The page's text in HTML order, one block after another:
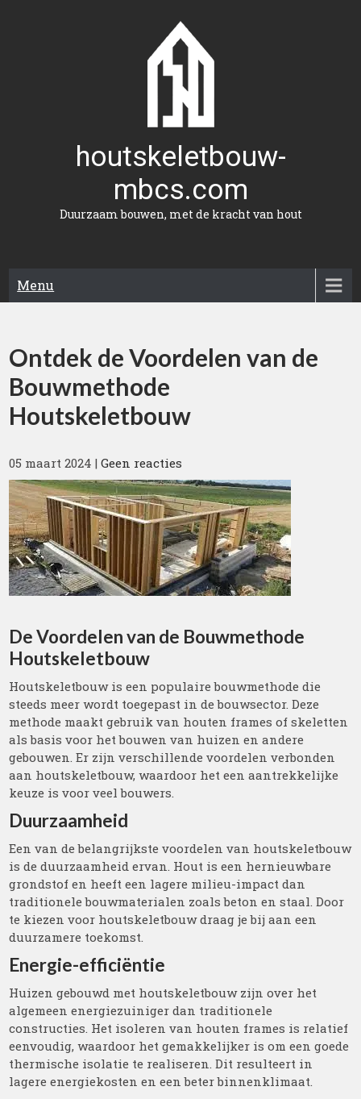
houtskeletbouw-
mbcs.com
Duurzaam bouwen, met de kracht van hout
Menu
Ontdek de Voordelen van de
Bouwmethode
Houtskeletbouw
05 maart 2024 |Geen reacties
De Voordelen van de Bouwmethode
Houtskeletbouw
Houtskeletbouw is een populaire bouwmethode die
steeds meer wordt toegepast in de bouwsector. Deze
methode maakt gebruik van houten frames of skeletten
als basis voor het bouwen van huizen en andere
gebouwen. Er zijn verschillende voordelen verbonden
aan houtskeletbouw, waardoor het een aantrekkelijke
keuze is voor veel bouwers.
Duurzaamheid
Een van de belangrijkste voordelen van houtskeletbouw
is de duurzaamheid ervan. Hout is een hernieuwbare
grondstof en heeft een lagere milieu-impact dan
traditionele bouwmaterialen zoals beton en staal. Door
te kiezen voor houtskeletbouw draag je bij aan een
duurzamere toekomst.
Energie-efficiëntie
Huizen gebouwd met houtskeletbouw zijn over het
algemeen energiezuiniger dan traditionele
constructies. Het isoleren van houten frames is relatief
eenvoudig, waardoor het gemakkelijker is om een goede
thermische isolatie te realiseren. Dit resulteert in
lagere energiekosten en een beter binnenklimaat.